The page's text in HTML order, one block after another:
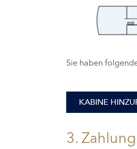
Sie haben
KABINE
3. Zahlung